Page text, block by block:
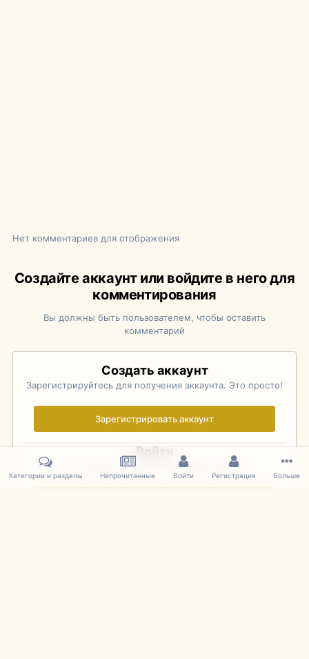
Нет комментариев для отображения
Создайте аккаунт или войдите в него для
комментирования
Вы должны быть пользователем, чтобы оставить
комментарий
Создать аккаунт
Зарегистрируйтесь для получения аккаунта. Это просто!
Зарегистрировать аккаунт
Войти
Уже зарегистрированы? Войдите здесь.
Категории и разделы Непрочитанные Войти Регистрация Больше